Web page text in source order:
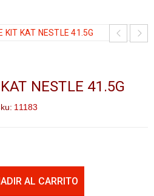
NESTLE 41.5G
11183
AL CARRITO